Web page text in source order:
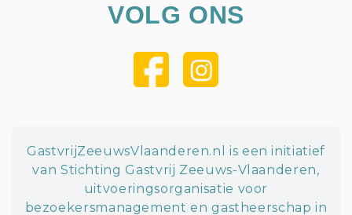
VOLG ONS
GastvrijZeeuwsVlaanderen.nl is een initiatief
van Stichting Gastvrij Zeeuws-Vlaanderen,
uitvoeringsorganisatie voor
bezoekersmanagement en gastheerschap in